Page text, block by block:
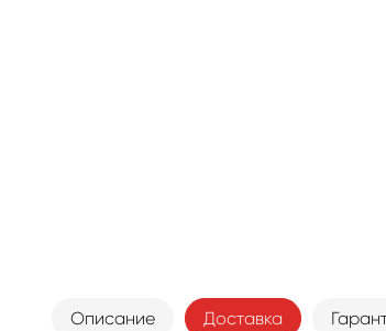
Описание Доставка